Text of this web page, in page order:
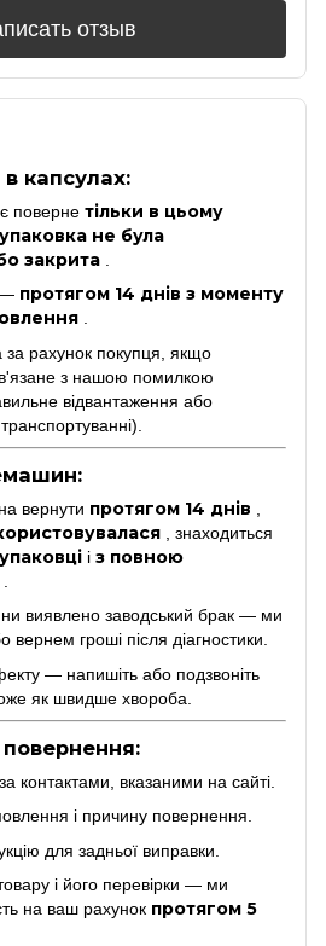
отзыв
капсулах:
поверне тільки в цьому
не була
закрита
— протягом 14 днів з моменту
.
за рахунок покупця, якщо
з нашою помилкою
відвантаження або
вернути протягом 14 днів
, знаходиться
і з повною
виявлено заводський брак — ми
вернем гроші після діагностики.
— напишіть або подзвоніть
як швидше хвороба.
контактами, вказаними на сайті.
і причину повернення.
для задньої виправки.
і його перевірки — ми
на ваш рахунок протягом 5